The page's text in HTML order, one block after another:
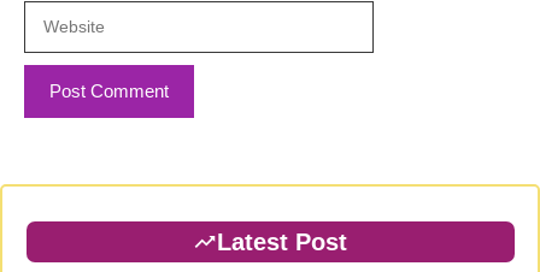
Latest Post